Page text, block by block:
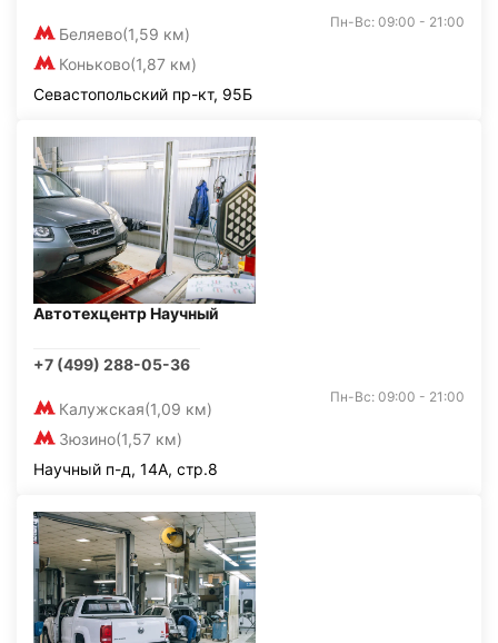
Беляево(1,59 км)
Коньково(1,87 км)
Пн-Вс: 09:00 - 21:00
Севастопольский пр-кт, 95Б
Автотехцентр Научный
+7 (499) 288-05-36
Калужская(1,09 км)
Зюзино(1,57 км)
Пн-Вс: 09:00 - 21:00
Научный п-д, 14А, стр.8